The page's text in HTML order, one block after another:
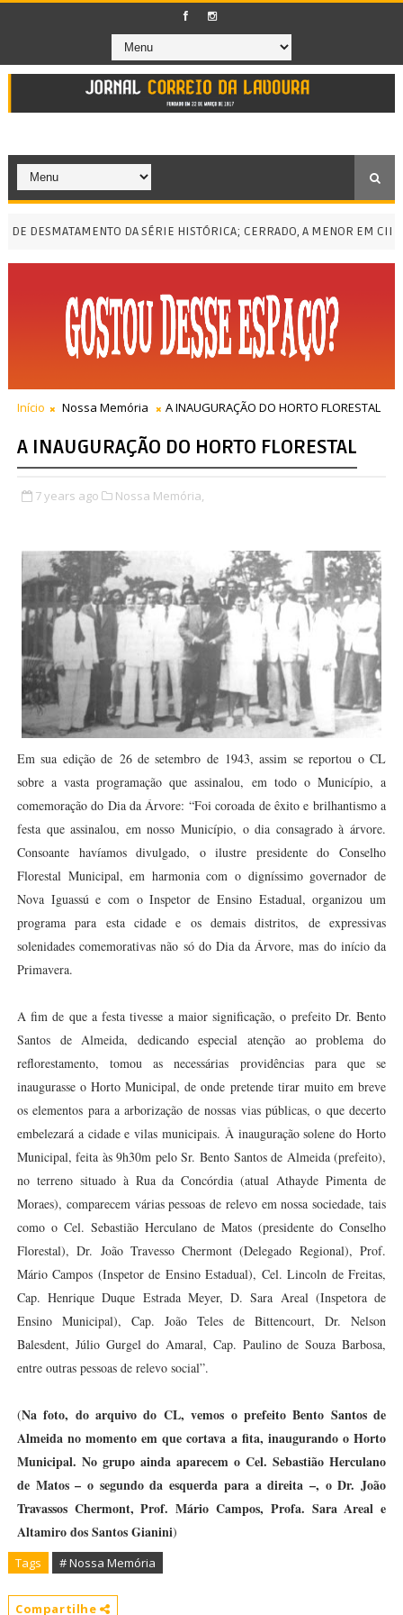
DESMATAMENTO DA SÉRIE HISTÓRICA; CERRADO, A MENOR EM CINCO
Início Nossa Memória A INAUGURAÇÃO DO HORTO FLORESTAL
A INAUGURAÇÃO DO HORTO FLORESTAL
7 years ago Nossa Memória,
Em sua edição de 26 de setembro de 1943, assim se reportou o CL
sobre a vasta programação que assinalou, em todo o Município, a
comemoração do Dia da Árvore: “Foi coroada de êxito e brilhantismo a
festa que assinalou, em nosso Município, o dia consagrado à árvore.
Consoante havíamos divulgado, o ilustre presidente do Conselho
Florestal Municipal, em harmonia com o digníssimo governador de
Nova Iguassú e com o Inspetor de Ensino Estadual, organizou um
programa para esta cidade e os demais distritos, de expressivas
solenidades comemorativas não só do Dia da Árvore, mas do início da
Primavera.
A fim de que a festa tivesse a maior significação, o prefeito Dr. Bento
Santos de Almeida, dedicando especial atenção ao problema do
reflorestamento, tomou as necessárias providências para que se
inaugurasse o Horto Municipal, de onde pretende tirar muito em breve
os elementos para a arborização de nossas vias públicas, o que decerto
embelezará a cidade e vilas municipais. À inauguração solene do Horto
Municipal, feita às 9h30m pelo Sr. Bento Santos de Almeida (prefeito),
no terreno situado à Rua da Concórdia (atual Athayde Pimenta de
Moraes), comparecem várias pessoas de relevo em nossa sociedade, tais
como o Cel. Sebastião Herculano de Matos (presidente do Conselho
Florestal), Dr. João Travesso Chermont (Delegado Regional), Prof.
Mário Campos (Inspetor de Ensino Estadual), Cel. Lincoln de Freitas,
Cap. Henrique Duque Estrada Meyer, D. Sara Areal (Inspetora de
Ensino Municipal), Cap. João Teles de Bittencourt, Dr. Nelson
Balesdent, Júlio Gurgel do Amaral, Cap. Paulino de Souza Barbosa,
entre outras pessoas de relevo social”.
(Na foto, do arquivo do CL, vemos o prefeito Bento Santos de
Almeida no momento em que cortava a fita, inaugurando o Horto
Municipal. No grupo ainda aparecem o Cel. Sebastião Herculano
de Matos – o segundo da esquerda para a direita –, o Dr. João
Travassos Chermont, Prof. Mário Campos, Profa. Sara Areal e
Altamiro dos Santos Gianini)
Tags # Nossa Memória
Compartilhe